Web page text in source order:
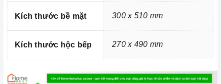
Ảnh minh họa
sản phẩm và các dịch vụ sau bán hàng, bên cạnh việc cung
Kích thước bề mặt 300 x 510 mm
Kích thước hộc bếp 270 x 490 mm